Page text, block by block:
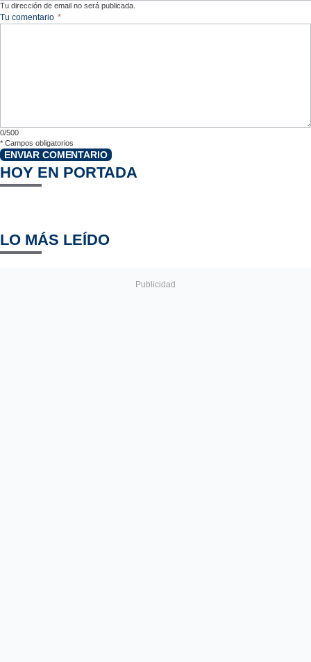
Tu dirección de email no será publicada.
Tu comentario *
0/500
* Campos obligatorios
ENVIAR COMENTARIO
HOY EN PORTADA
LO MÁS LEÍDO